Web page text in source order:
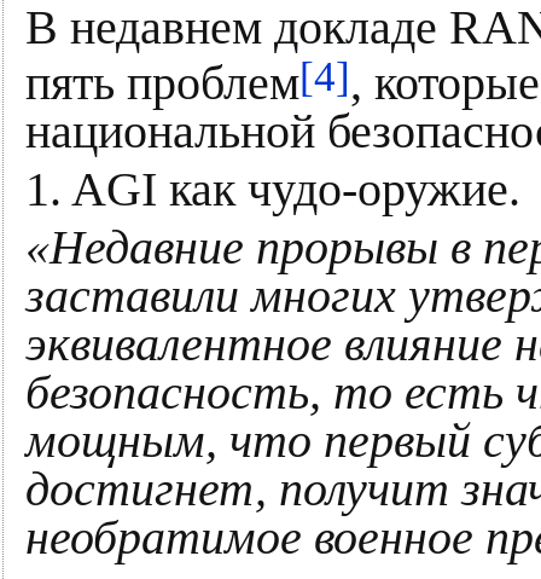
В недавнем докладе
пять проблем[4],
национальной
1. AGI как чудо-оружие.
«Недавние прорывы в
заставили многих
эквивалентное влияние
безопасность, то есть
мощным, что первый
достигнет, получит
необратимое военное